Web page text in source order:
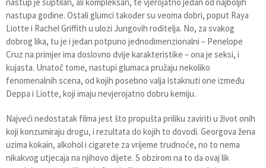
nastupa godine. Ostali glumci također su veoma dobri, poput Raya
Liotte i Rachel Griffith u ulozi Jungovih roditelja. No, za svakog
dobrog lika, tu je i jedan potpuno jednodimenzionalni – Penelope
Cruz na primjer ima doslovno dvije karakteristike – ona je seksi, i
kujasta. Unatoč tome, nastupi glumaca pružaju nekoliko
fenomenalnih scena, od kojih posebno valja istaknuti one između
Deppa i Liotte, koji imaju nevjerojatno dobru kemiju.
Najveći nedostatak filma jest što propušta priliku zaviriti u život onih
koji konzumiraju drogu, i rezultata do kojih to dovodi. Georgova žena
uzima kokain, alkohol i cigarete za vrijeme trudnoće, no to nema
nikakvog utjecaja na njihovo dijete. S obzirom na to da ovaj lik